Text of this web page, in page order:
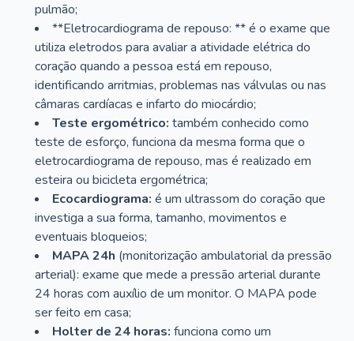
pulmão;
**Eletrocardiograma de repouso: ** é o exame que
utiliza eletrodos para avaliar a atividade elétrica do
coração quando a pessoa está em repouso,
identificando arritmias, problemas nas válvulas ou nas
câmaras cardíacas e infarto do miocárdio;
Teste ergométrico: também conhecido como
teste de esforço, funciona da mesma forma que o
eletrocardiograma de repouso, mas é realizado em
esteira ou bicicleta ergométrica;
Ecocardiograma: é um ultrassom do coração que
investiga a sua forma, tamanho, movimentos e
eventuais bloqueios;
MAPA 24h (monitorização ambulatorial da pressão
arterial): exame que mede a pressão arterial durante
24 horas com auxílio de um monitor. O MAPA pode
ser feito em casa;
Holter de 24 horas: funciona como um